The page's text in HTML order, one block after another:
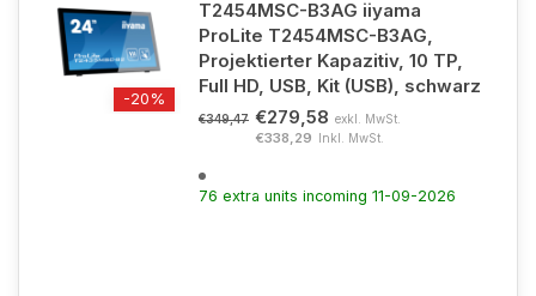
-20%
T2454MSC-B3AG iiyama
ProLite T2454MSC-B3AG,
Projektierter Kapazitiv, 10 TP,
Full HD, USB, Kit (USB), schwarz
€349,47 €279,58 exkl. MwSt.
€338,29 Inkl. MwSt.
76 extra units incoming 11-09-2026